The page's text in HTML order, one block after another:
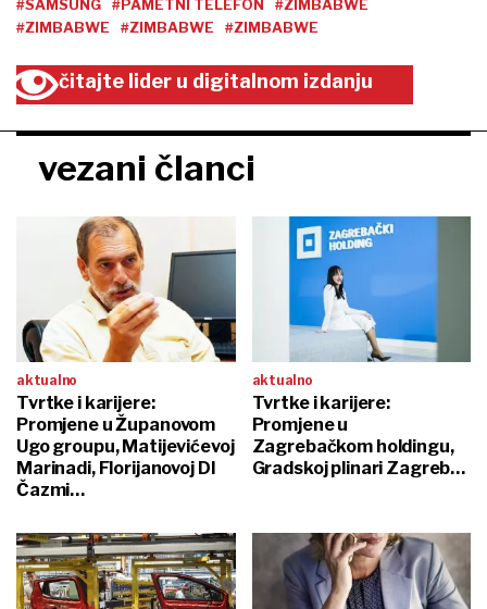
#SAMSUNG #PAMETNI TELEFON
#ZIMBABWE
#ZIMBABWE
#ZIMBABWE #ZIMBABWE
čitajte lider u digitalnom izdanju
vezani članci
aktualno
Tvrtke i karijere:
Promjene u Županovom
Ugo groupu, Matijevićevoj
Marinadi, Florijanovoj DI
Čazmi…
aktualno
Tvrtke i karijere:
Promjene u
Zagrebačkom holdingu,
Gradskoj plinari Zagreb…